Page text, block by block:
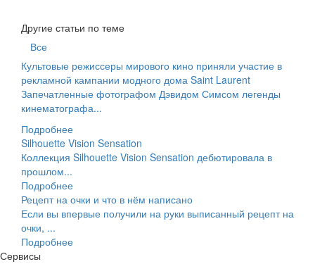
Другие статьи по теме
Все
Культовые режиссеры мирового кино приняли участие в
рекламной кампании модного дома Saint Laurent
Запечатленные фотографом Дэвидом Симсом легенды
кинематографа...
Подробнее
Silhouette Vision Sensation
Коллекция Silhouette Vision Sensation дебютировала в
прошлом...
Подробнее
Рецепт на очки и что в нём написано
Если вы впервые получили на руки выписанный рецепт на
очки, ...
Подробнее
Сервисы